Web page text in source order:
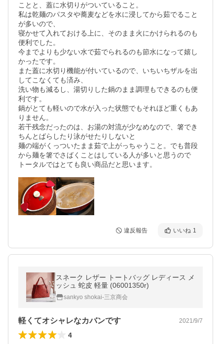
ことと、蓋に水切りがついていること。
私は乾麺のパスタや蕎麦などを水に浸してから茹でること
が多いので、
寝かせて入れておける上に、そのまま火にかけられるのも
便利でした。
今までよりも少ない水で茹でられるのも節水になって嬉し
かったです。
また蓋に水切り機能が付いているので、いちいちザルを出
してこなくても済み、
洗い物も減るし、湯切りした鍋のまま調理もできるのも便
利です。
鍋がとても軽いので水が入った状態でもそれほど重くもあ
りません。
若干残念だったのは、お湯の対流が少なめなので、箸でき
ちんとばらしたり泳がせたりしないと
麺の端がくっついたまま茹で上がっちゃうこと。でも普段
から麺を箸でさばくことはしている人が多いと思うので
トータルではとても良い商品だと思います。
違反報告 いいね 1
スネーク レザー トートバッグ レディース メ
ッシュ 蛇皮 軽量 (06001350r)
sankyo shokai-三京商会
軽くてオシャレなカバンです 2021/9/7
4